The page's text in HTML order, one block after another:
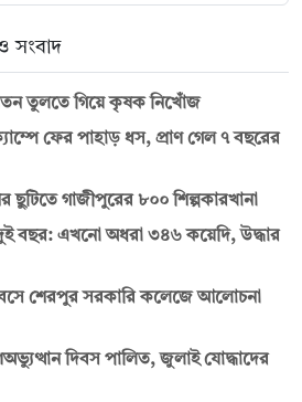
তুলতে গিয়ে কৃষক নিখোঁজ
ক্যাম্পে ফের পাহাড় ধস, প্রাণ গেল ৭ বছরের
ছুটিতে গাজীপুরের ৮০০ শিল্পকারখানা
বছর: এখনো অধরা ৩৪৬ কয়েদি, উদ্ধার
শেরপুর সরকারি কলেজে আলোচনা
দিবস পালিত, জুলাই যোদ্ধাদের